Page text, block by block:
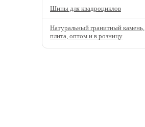
Шины для квадроциклов
Натуральный гранитный камень,
плита, оптом и в розницу